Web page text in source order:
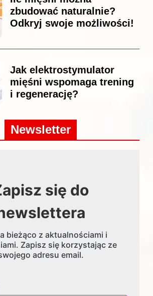
zbudować naturalnie?
Odkryj swoje możliwości!
Jak elektrostymulator
mięśni wspomaga trening
i regenerację?
Newsletter
się do
bieżąco z aktualnościami i
Zapisz się korzystając ze
adresu email.